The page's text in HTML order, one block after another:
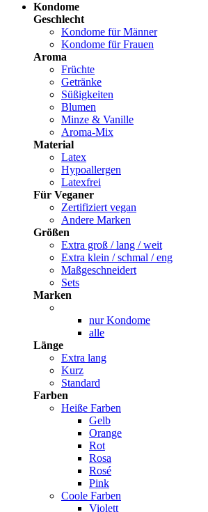
Kondome
Geschlecht
Kondome für Männer
Kondome für Frauen
Aroma
Früchte
Getränke
Süßigkeiten
Blumen
Minze & Vanille
Aroma-Mix
Material
Latex
Hypoallergen
Latexfrei
Für Veganer
Zertifiziert vegan
Andere Marken
Größen
Extra groß / lang / weit
Extra klein / schmal / eng
Maßgeschneidert
Sets
Marken
nur Kondome
alle
Länge
Extra lang
Kurz
Standard
Farben
Heiße Farben
Gelb
Orange
Rot
Rosa
Rosé
Pink
Coole Farben
Violett